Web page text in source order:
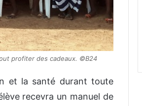
profiter des cadeaux. ©B24
et la santé durant toute
recevra un manuel de